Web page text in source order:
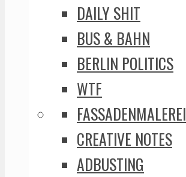
DAILY SHIT
BUS & BAHN
BERLIN POLITICS
WTF
FASSADENMALEREI
CREATIVE NOTES
ADBUSTING